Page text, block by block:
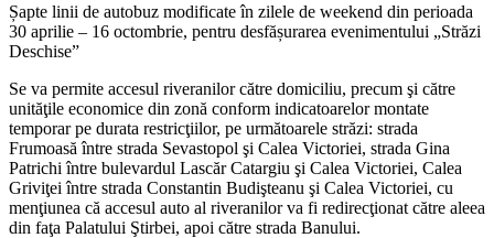
Șapte linii de autobuz modificate în zilele de weekend din perioada
30 aprilie – 16 octombrie, pentru desfășurarea evenimentului „Străzi
Deschise”
Se va permite accesul riveranilor către domiciliu, precum şi către
unităţile economice din zonă conform indicatoarelor montate
temporar pe durata restricţiilor, pe următoarele străzi: strada
Frumoasă între strada Sevastopol şi Calea Victoriei, strada Gina
Patrichi între bulevardul Lascăr Catargiu şi Calea Victoriei, Calea
Griviţei între strada Constantin Budişteanu şi Calea Victoriei, cu
menţiunea că accesul auto al riveranilor va fi redirecţionat către aleea
din faţa Palatului Ştirbei, apoi către strada Banului.